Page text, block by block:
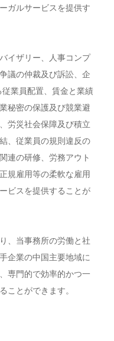
ガルサービスを提供す
イザリー、人事コンプ
議の仲裁及び訴訟、企
業員配置、賃金と業績
秘密の保護及び競業避
労災社会保障及び積立
、従業員の規則違反の
連の研修、労務アウト
規雇用等の柔軟な雇用
ビスを提供することが
、当事務所の労働と社
企業の中国主要地域に
専門的で効率的かつ一
ことができます。